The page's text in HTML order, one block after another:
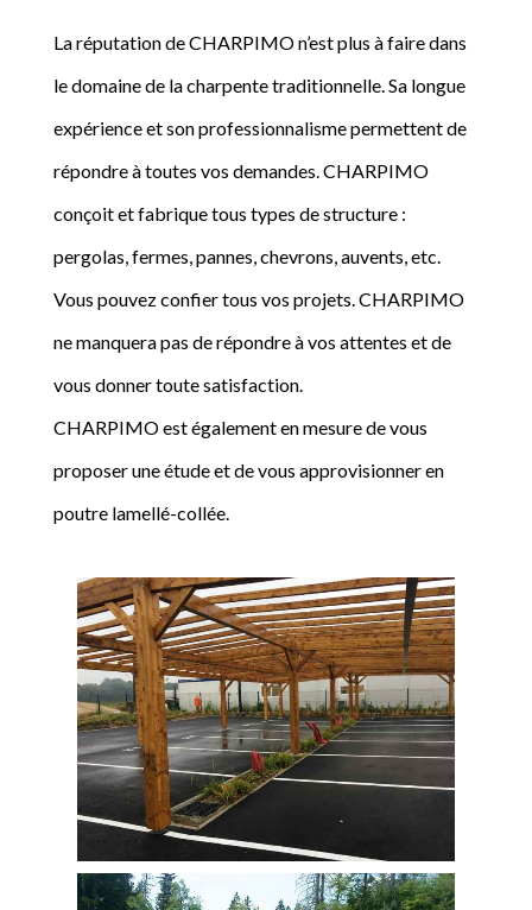
La réputation de CHARPIMO n’est plus à faire dans
le domaine de la charpente traditionnelle. Sa longue
expérience et son professionnalisme permettent de
répondre à toutes vos demandes. CHARPIMO
conçoit et fabrique tous types de structure :
pergolas, fermes, pannes, chevrons, auvents, etc.
Vous pouvez confier tous vos projets. CHARPIMO
ne manquera pas de répondre à vos attentes et de
vous donner toute satisfaction.
CHARPIMO est également en mesure de vous
proposer une étude et de vous approvisionner en
poutre lamellé-collée.